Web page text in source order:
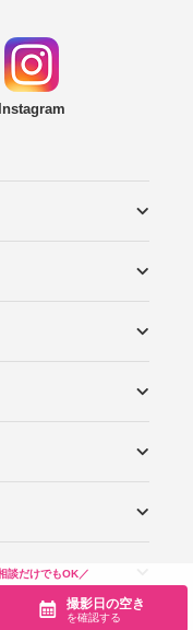
談だけでもOK／
撮影日の空き
を確認する
Instagram